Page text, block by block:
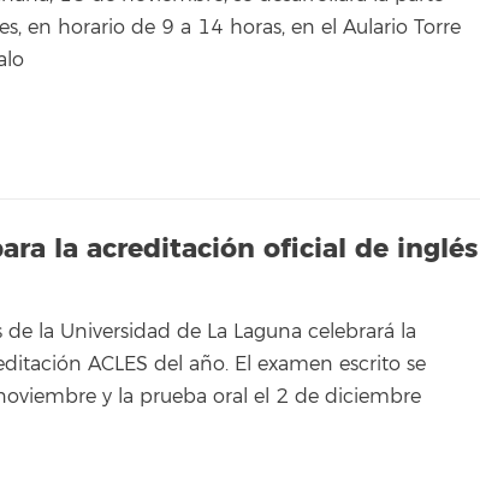
en horario de 9 a 14 horas, en el Aulario Torre
la acreditación oficial de inglés
la Universidad de La Laguna celebrará la
ACLES del año. El examen escrito se
y la prueba oral el 2 de diciembre